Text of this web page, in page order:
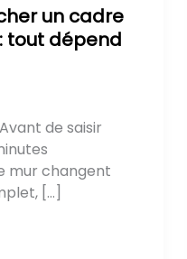
un cadre
tout dépend
de saisir
mur changent
[…]